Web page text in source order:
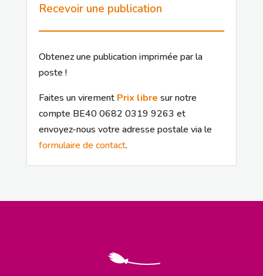
Recevoir une publication
Obtenez une publication imprimée par la
poste !
Faites un virement Prix libre sur notre
compte BE40 0682 0319 9263 et
envoyez-nous votre adresse postale via le
formulaire de contact.